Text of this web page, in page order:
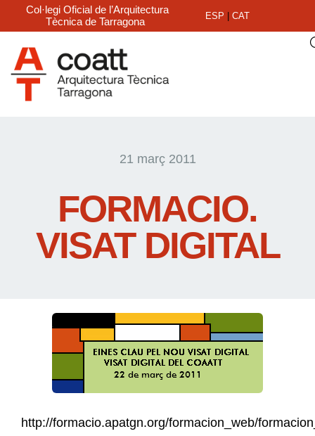
Col·legi Oficial de l’Arquitectura
Tècnica de Tarragona
ESP CAT
21 març 2011
FORMACIO.
VISAT DIGITAL
http://formacio.apatgn.org/formacion_web/